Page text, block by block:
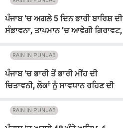
ਪੰਜਾਬ 'ਚ ਅਗਲੇ 5 ਦਿਨ ਭਾਰੀ ਬਾਰਿਸ਼ ਦੀ
ਸੰਭਾਵਨਾ, ਤਾਪਮਾਨ 'ਚ ਆਵੇਗੀ ਗਿਰਾਵਟ,
RAIN IN PUNJAB
ਪੰਜਾਬ 'ਚ ਭਾਰੀ ਤੋਂ ਭਾਰੀ ਮੀਂਹ ਦੀ
ਚਿਤਾਵਨੀ, ਲੋਕਾਂ ਨੂੰ ਸਾਵਧਾਨ ਰਹਿਣ ਦੀ
RAIN IN PUNJAB